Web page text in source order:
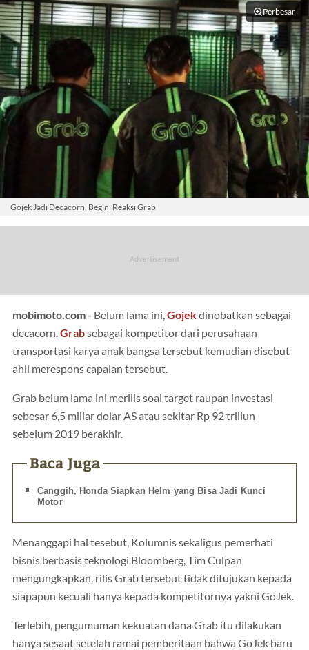
Perbesar
Gojek Jadi Decacorn, Begini Reaksi Grab
mobimoto.com - Belum lama ini,Gojekdinobatkan sebagai
decacorn.Grabsebagai kompetitor dari perusahaan
transportasi karya anak bangsa tersebut kemudian disebut
ahli merespons capaian tersebut.
Grab belum lama ini merilis soal target raupan investasi
sebesar 6,5 miliar dolar AS atau sekitar Rp 92 triliun
sebelum 2019 berakhir.
Baca Juga
Canggih, Honda Siapkan Helm yang Bisa Jadi Kunci
Motor
Menanggapi hal tesebut, Kolumnis sekaligus pemerhati
bisnis berbasis teknologi Bloomberg, Tim Culpan
mengungkapkan, rilis Grab tersebut tidak ditujukan kepada
siapapun kecuali hanya kepada kompetitornya yakni GoJek.
Terlebih, pengumuman kekuatan dana Grab itu dilakukan
hanya sesaat setelah ramai pemberitaan bahwa GoJek baru